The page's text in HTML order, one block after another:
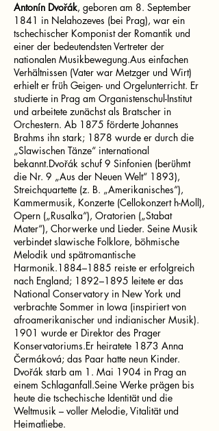
Antonín Dvořák, geboren am 8. September
1841 in Nelahozeves (bei Prag), war ein
tschechischer Komponist der Romantik und
einer der bedeutendsten Vertreter der
nationalen Musikbewegung.Aus einfachen
Verhältnissen (Vater war Metzger und Wirt)
erhielt er früh Geigen- und Orgelunterricht. Er
studierte in Prag am Organistenschul-Institut
und arbeitete zunächst als Bratscher in
Orchestern. Ab 1875 förderte Johannes
Brahms ihn stark; 1878 wurde er durch die
„Slawischen Tänze“ international
bekannt.Dvořák schuf 9 Sinfonien (berühmt
die Nr. 9 „Aus der Neuen Welt“ 1893),
Streichquartette (z. B. „Amerikanisches“),
Kammermusik, Konzerte (Cellokonzert h-Moll),
Opern („Rusalka“), Oratorien („Stabat
Mater“), Chorwerke und Lieder. Seine Musik
verbindet slawische Folklore, böhmische
Melodik und spätromantische
Harmonik.1884–1885 reiste er erfolgreich
nach England; 1892–1895 leitete er das
National Conservatory in New York und
verbrachte Sommer in Iowa (inspiriert von
afroamerikanischer und indianischer Musik).
1901 wurde er Direktor des Prager
Konservatoriums.Er heiratete 1873 Anna
Čermáková; das Paar hatte neun Kinder.
Dvořák starb am 1. Mai 1904 in Prag an
einem Schlaganfall.Seine Werke prägen bis
heute die tschechische Identität und die
Weltmusik – voller Melodie, Vitalität und
Heimatliebe.